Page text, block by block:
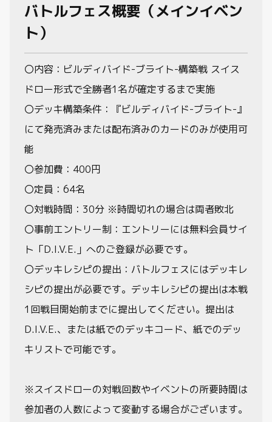
バトルフェス概要（メインイベン
ト）
〇内容：ビルディバイド-ブライト-構築戦 スイス
ドロー形式で全勝者1名が確定するまで実施
〇デッキ構築条件：『ビルディバイド-ブライト-』
にて発売済みまたは配布済みのカードのみが使用可
能
〇参加費：400円
〇定員：64名
〇対戦時間：30分 ※時間切れの場合は両者敗北
〇事前エントリー制：エントリーには無料会員サイ
ト「D.I.V.E.」へのご登録が必要です。
〇デッキレシピの提出：バトルフェスにはデッキレ
シピの提出が必要です。デッキレシピの提出は本戦
1回戦目開始前までに提出してください。提出は
D.I.V.E.、または紙でのデッキコード、紙でのデッ
キリストで可能です。
※スイスドローの対戦回数やイベントの所要時間は
参加者の人数によって変動する場合がございます。